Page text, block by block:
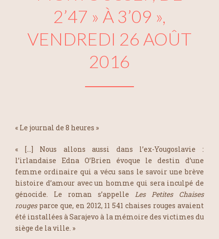
2’47 » À 3’09 »,
VENDREDI 26 AOÛT
2016
« Le journal de 8 heures »
« […] Nous allons aussi dans l’ex-Yougoslavie :
l’irlandaise Edna O’Brien évoque le destin d’une
femme ordinaire qui a vécu sans le savoir une brève
histoire d’amour avec un homme qui sera inculpé de
génocide. Le roman s’appelle Les Petites Chaises
rougesparce que, en 2012, 11 541 chaises rouges avaient
été installées à Sarajevo à la mémoire des victimes du
siège de la ville. »